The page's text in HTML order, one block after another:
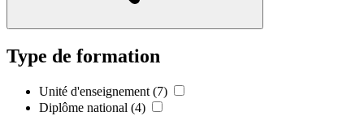
Type de formation
Unité d'enseignement (7)
Diplôme national (4)